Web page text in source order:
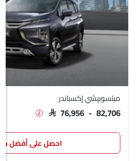
ميتسوبيشي إكسباندر
SAR 76,956 - 82,706
احصل على أفضل سعر